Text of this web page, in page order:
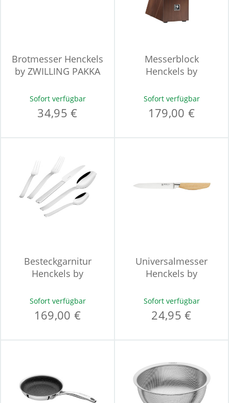
Brotmesser Henckels
by ZWILLING PAKKA
Sofort verfügbar
34,95 €
Messerblock
Henckels by
Sofort verfügbar
179,00 €
Besteckgarnitur
Henckels by
Sofort verfügbar
169,00 €
Universalmesser
Henckels by
Sofort verfügbar
24,95 €